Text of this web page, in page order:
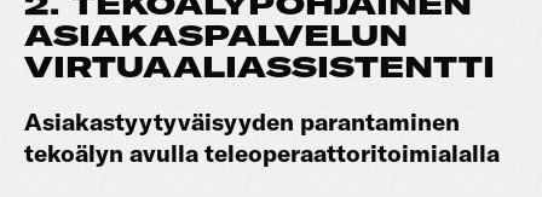
ASIAKASPALVELUN
VIRTUAALIASSISTENTTI
Asiakastyytyväisyyden parantaminen
tekoälyn avulla teleoperaattoritoimialalla